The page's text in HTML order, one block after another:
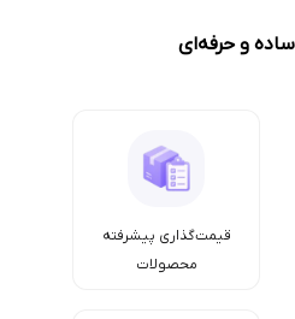
و حرفه‌ای
قیمت‌گذاری پیشرفته
محصولات